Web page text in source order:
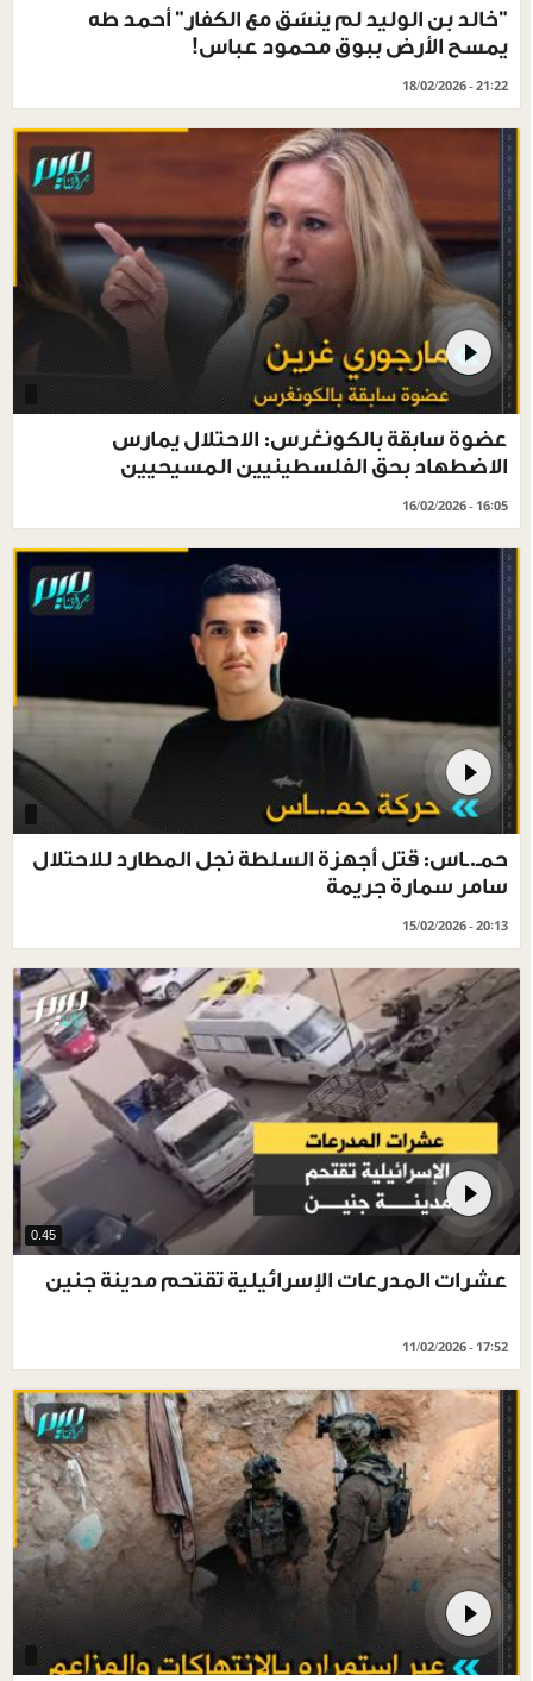
"خالد بن الوليد لم ينسّق مع الكفار" أحمد طه
يمسح الأرض ببوق محمود عباس!
18/02/2026 - 21:22
عضوة سابقة بالكونغرس: الاحتلال يمارس
الاضطهاد بحق الفلسطينيين المسيحيين
16/02/2026 - 16:05
حمـ.ـاس: قتل أجهزة السلطة نجل المطارد للاحتلال
سامر سمارة جريمة
15/02/2026 - 20:13
0.45
عشرات المدرعات الإسرائيلية تقتحم مدينة جنين
11/02/2026 - 17:52